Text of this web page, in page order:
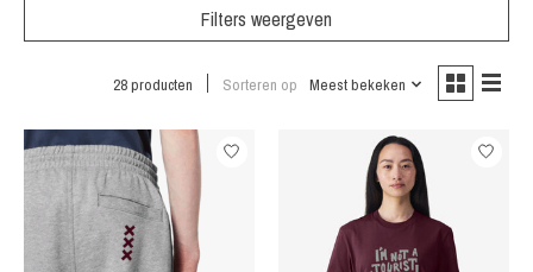
Filters weergeven
28 producten Sorteren op Meest bekeken